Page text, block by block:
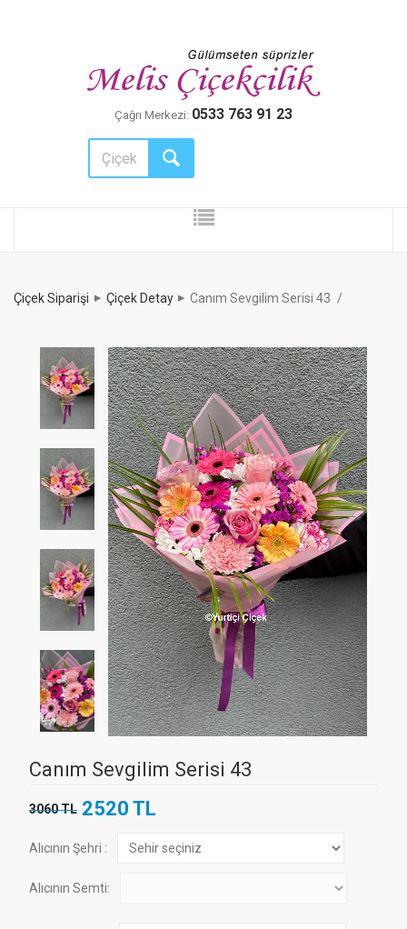
Çağrı Merkezi: 0533 763 91 23
Çiçek Siparişi Çiçek Detay Canım Sevgilim Serisi 43
Canım Sevgilim Serisi 43
3060 TL 2520 TL
Alıcının Şehri :
Alıcının Semti: